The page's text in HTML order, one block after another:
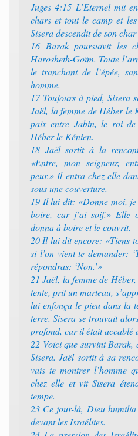
Juges 4:15 L’Eternel mit
chars et tout le camp et
Sisera descendit de son
16 Barak poursuivit les
Harosheth-Goïm. Toute
le tranchant de l’épée,
homme.
17 Toujours à pied, Sisera
Jaël, la femme de Héber le
paix entre Jabin, le roi
Héber le Kénien.
18 Jaël sortit à la
«Entre, mon seigneur,
peur.» Il entra chez elle
sous une couverture.
19 Il lui dit: «Donne-moi, je
boire, car j’ai soif.» Elle
donna à boire et le couvrit.
20 Il lui dit encore: «Tiens-
si l’on vient te demander:
répondras: ‘Non.’»
21 Jaël, la femme de
tente, prit un marteau,
lui enfonça le pieu dans la
terre. Sisera se trouvait
profond, car il était accablé
22 Voici que survint
Sisera. Jaël sortit à sa
vais te montrer l’homme
chez elle et vit Sisera
tempe.
23 Ce jour-là, Dieu
devant les Israélites.